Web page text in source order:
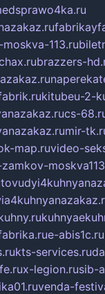
113.ru
brazzers-
kitubeu-2-
cs-
mir-
map.ruvideo-
e-abis1c.ru
kts-services.ru
x-legion.rusib-
venda-